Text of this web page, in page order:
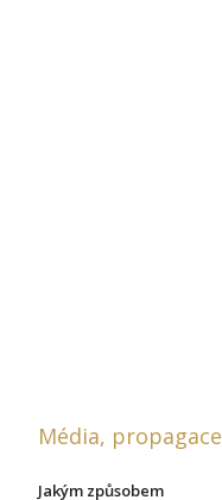
Média, propagace
Jakým způsobem